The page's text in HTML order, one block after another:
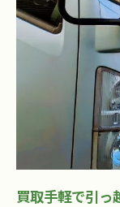
買取手軽で引っ